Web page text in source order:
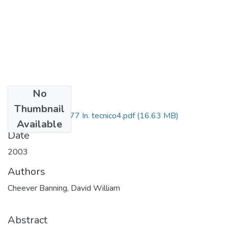
No
Thumbnail
Available
6612-07-14277 In. tecnico4.pdf(16.63 MB)
Date
2003
Authors
Cheever Banning, David William
Abstract